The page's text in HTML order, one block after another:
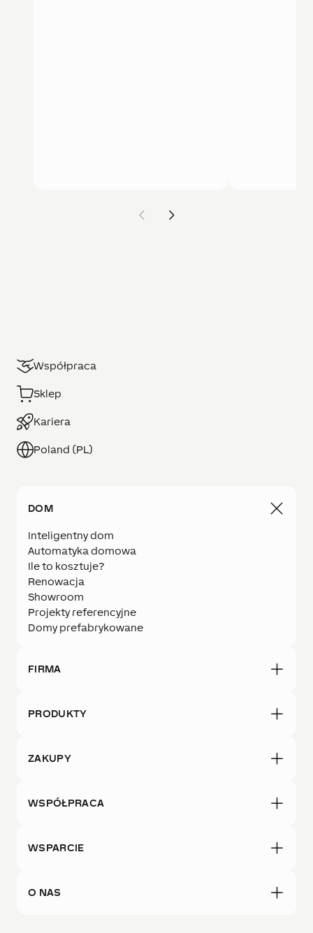
Współpraca
Sklep
Kariera
Poland (PL)
DOM
Inteligentny dom
Automatyka domowa
Ile to kosztuje?
Renowacja
Showroom
Projekty referencyjne
Domy prefabrykowane
FIRMA
PRODUKTY
ZAKUPY
WSPÓŁPRACA
WSPARCIE
O NAS